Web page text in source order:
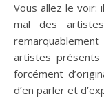
Vous allez le voir:
mal des
artistes
forcément
d’en parler et